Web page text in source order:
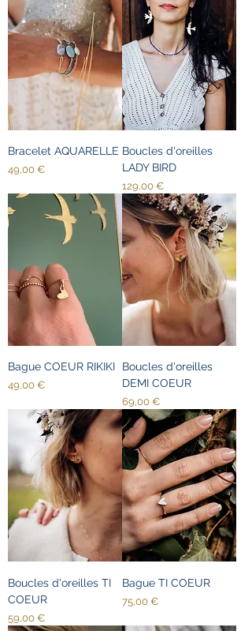
Bracelet AQUARELLE
Prix
49,00 €
Boucles d'oreilles
LADY BIRD
Prix
129,00 €
Bague COEUR RIKIKI
Prix
49,00 €
Boucles d'oreilles
DEMI COEUR
Prix
69,00 €
Boucles d'oreilles TI
COEUR
Prix
59,00 €
Bague TI COEUR
Prix
75,00 €